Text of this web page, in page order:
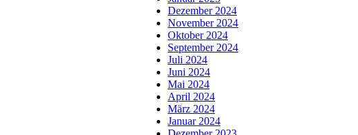
Dezember 2024
November 2024
Oktober 2024
September 2024
Juli 2024
Juni 2024
Mai 2024
April 2024
März 2024
Januar 2024